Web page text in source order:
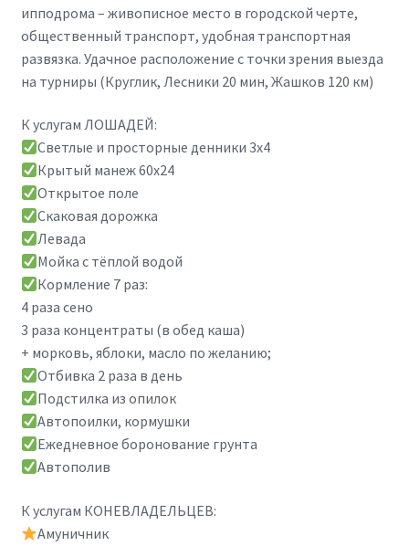
ипподрома – живописное место в городской черте,
общественный транспорт, удобная транспортная
развязка. Удачное расположение с точки зрения выезда
на турниры (Круглик, Лесники 20 мин, Жашков 120 км)
К услугам ЛОШАДЕЙ:
Светлые и просторные денники 3х4
Крытый манеж 60х24
Открытое поле
Скаковая дорожка
Левада
Мойка с тёплой водой
Кормление 7 раз:
4 раза сено
3 раза концентраты (в обед каша)
+ морковь, яблоки, масло по желанию;
Отбивка 2 раза в день
Подстилка из опилок
Автопоилки, кормушки
Ежедневное боронование грунта
Автополив
К услугам КОНЕВЛАДЕЛЬЦЕВ:
Амуничник